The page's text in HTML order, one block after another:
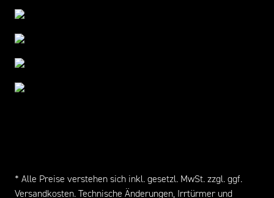
* Alle Preise verstehen sich inkl. gesetzl. MwSt. zzgl. ggf.
Versandkosten. Technische Änderungen, Irrtürmer und